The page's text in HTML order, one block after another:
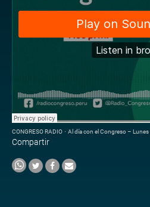
CONGRESO RADIO · Al día con el Congreso –
Compartir